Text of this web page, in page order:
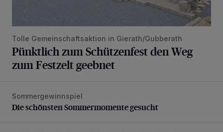
Tolle Gemeinschaftsaktion in Gierath/Gubberath
Pünktlich zum Schützenfest den Weg
zum Festzelt geebnet
Die schönsten Sommermomente gesucht
Sommergewinnspiel
Die schönsten Sommermomente gesucht